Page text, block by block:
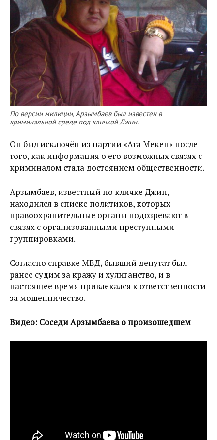
По версии милиции, Арзымбаев был известен в
криминальной среде под кличкой Джин.
Он был исключён из партии «Ата Мекен» после
того, как информация о его возможных связях с
криминалом стала достоянием общественности.
Арзымбаев, известный по кличке Джин,
находился в списке политиков, которых
правоохранительные органы подозревают в
связях с организованными преступными
группировками.
Согласно справке МВД, бывший депутат был
ранее судим за кражу и хулиганство, и в
настоящее время привлекался к ответственности
за мошенничество.
Видео: Соседи Арзымбаева о произошедшем